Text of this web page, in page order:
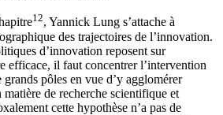
12, Yannick Lung s’attache à
des trajectoires de l’innovation.
d’innovation reposent sur
efficace, il faut concentrer l’intervention
pôles en vue d’y agglomérer
matière de recherche scientifique et
cette hypothèse n’a pas de